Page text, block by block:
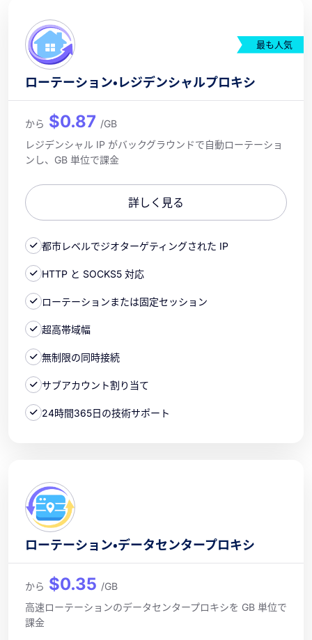
最も人気
ローテーション・レジデンシャルプロキシ
から $0.87 /GB
レジデンシャル IP がバックグラウンドで自動ローテーショ
ンし、GB 単位で課金
詳しく見る
都市レベルでジオターゲティングされた IP
HTTP と SOCKS5 対応
ローテーションまたは固定セッション
超高帯域幅
無制限の同時接続
サブアカウント割り当て
24時間365日の技術サポート
ローテーション・データセンタープロキシ
から $0.35 /GB
高速ローテーションのデータセンタープロキシを GB 単位で
課金